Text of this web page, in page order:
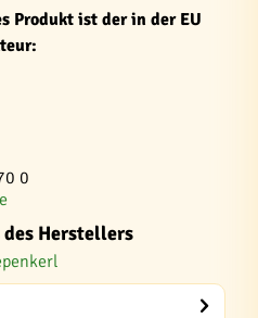
Produkt ist der in der EU
0
Herstellers